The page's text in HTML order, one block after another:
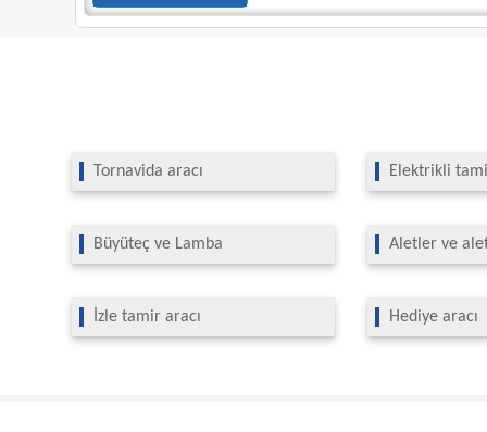
Tornavida aracı Elektrikli
Büyüteç ve Lamba Aletler ve
İzle tamir aracı Hediye aracı